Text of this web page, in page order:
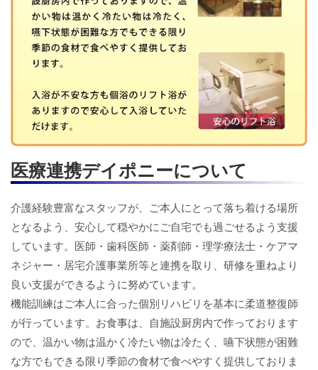
医療連携デイポニーについて
介護経験豊富なスタッフが、ご本人にとって落ち着ける場所
となるよう、安心して穏やかにご自宅でも過ごせるよう支援
しています。医師・歯科医師・薬剤師・理学療法士・ケアマ
ネジャー・居宅介護事業所等と連携を取り、研修を重ねより
良い支援ができるように努めています。
機能訓練はご本人に合った個別リハビリを基本に柔道整復師
が行っています。お食事は、自施設厨房内で作っております
ので、温かい物は温かく冷たい物は冷たく、嚥下状態が困難
な方でもできる限り季節の食材で食べやすく提供しておりま